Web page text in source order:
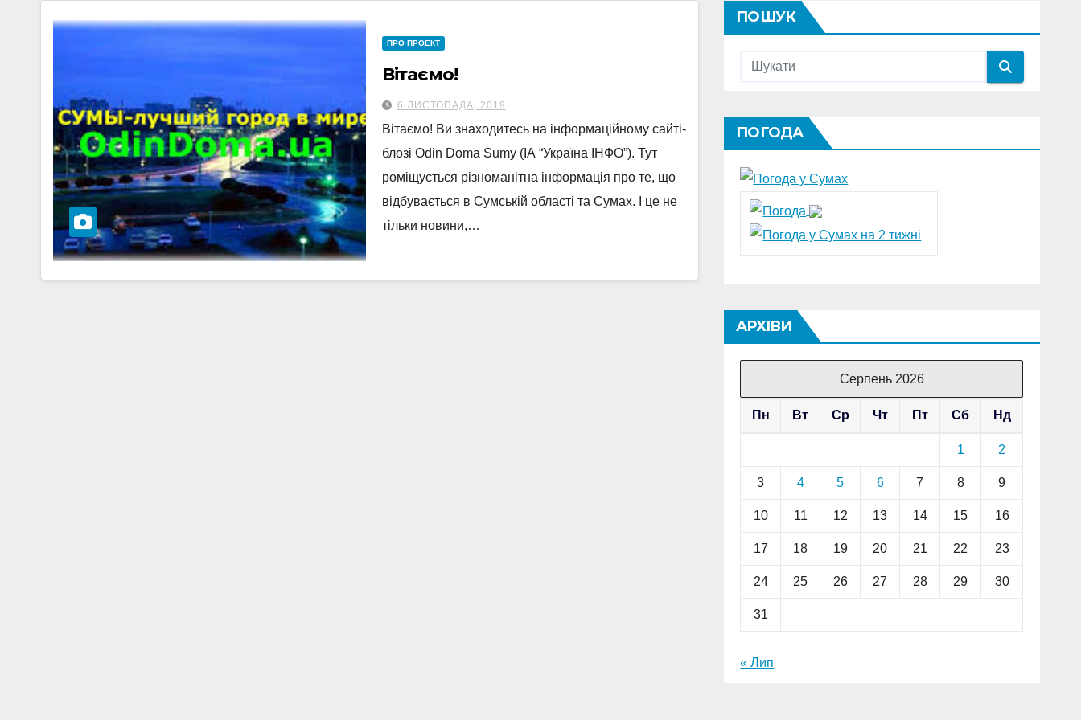
ПРО ПРОЕКТ
Вітаємо!
6 ЛИСТОПАДА, 2019
Вітаємо! Ви знаходитесь на інформаційному сайті-
блозі Odin Doma Sumy (ІА “Україна ІНФО”). Тут
роміщується різноманітна інформація про те, що
відбувається в Сумській області та Сумах. І це не
тільки новини,…
ПОШУК
ПОГОДА
АРХІВИ
Серпень 2026
Пн Вт Ср Чт Пт Сб Нд
1 2
3 4 5 6 7 8 9
10 11 12 13 14 15 16
17 18 19 20 21 22 23
24 25 26 27 28 29 30
31
« Лип